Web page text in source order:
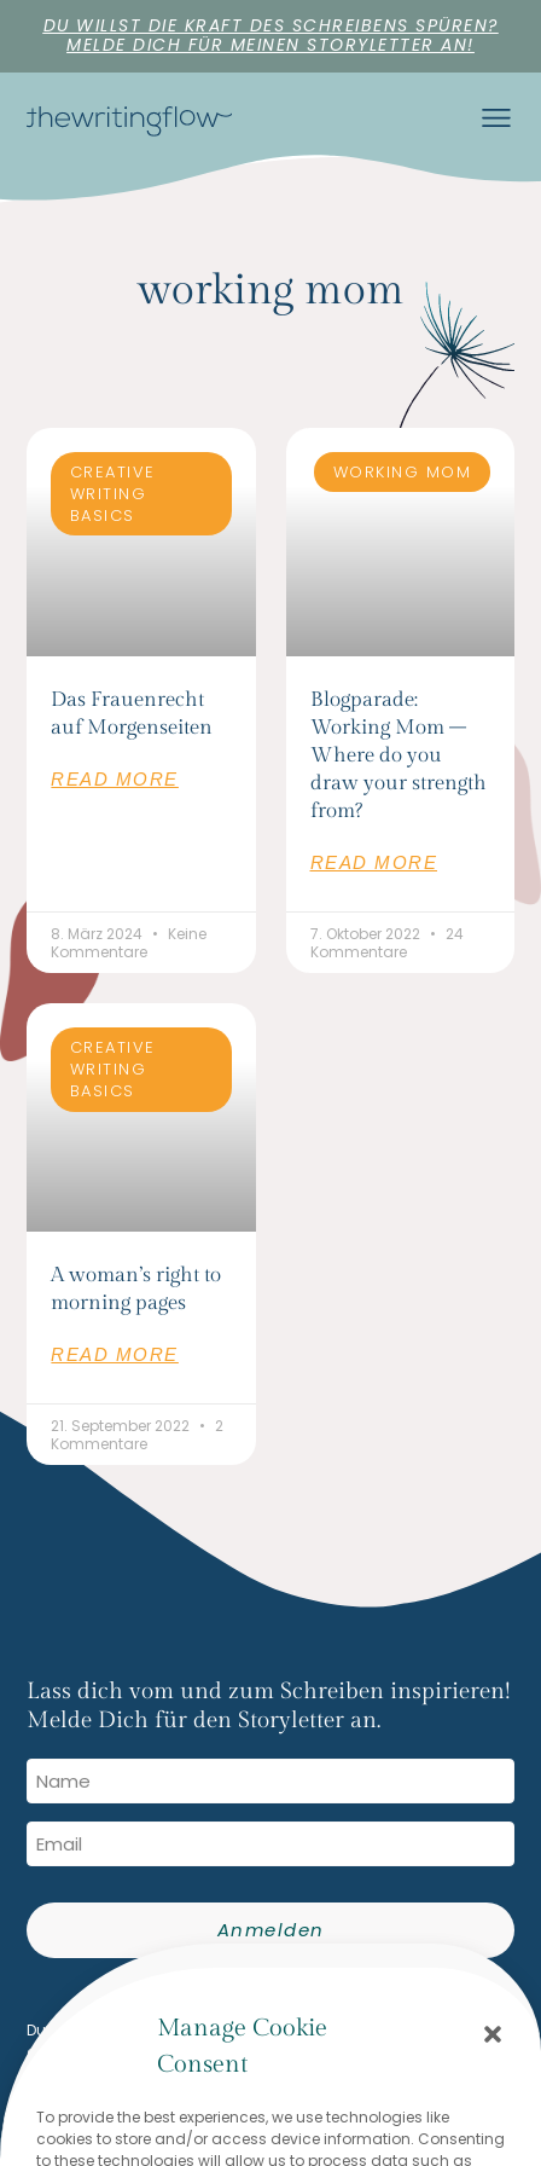
Manage Cookie
Consent
To provide the best experiences, we use technologies like
cookies to store and/or access device information. Consenting
to these technologies will allow us to process data such as
DU WILLST DIE KRAFT DES SCHREIBENS SPÜREN?
MELDE DICH FÜR MEINEN STORYLETTER AN!
working mom
CREATIVE
WRITING
BASICS
Das Frauenrecht
auf Morgenseiten
READ MORE
8. März 2024
Keine
Kommentare
WORKING MOM
Blogparade:
Working Mom –
Where do you
draw your strength
from?
READ MORE
7. Oktober 2022
24
Kommentare
CREATIVE
WRITING
BASICS
A woman’s right to
morning pages
READ MORE
21. September 2022
2
Kommentare
Lass dich vom und zum Schreiben inspirieren!
Melde Dich für den Storyletter an.
Anmelden
Du erhältst den The Writing Flow Storyletter per E-Mail. Du kannst
dich jederzeit mit einem Klick abmelden.
Du möchtest mit mir schreiben?